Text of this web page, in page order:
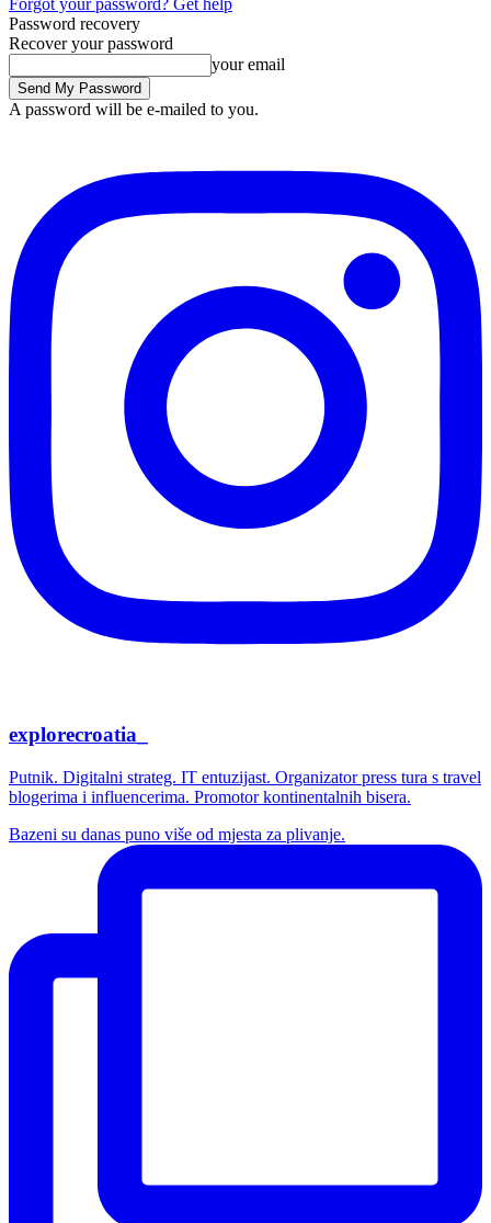
Password recovery
Recover your password
your email
A password will be e-mailed to you.
explorecroatia_
Putnik. Digitalni strateg. IT entuzijast. Organizator press tura s travel
blogerima i influencerima. Promotor kontinentalnih bisera.
Bazeni su danas puno više od mjesta za plivanje.